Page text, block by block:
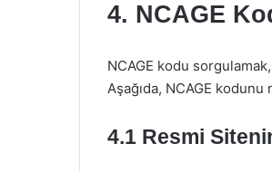
4. NCAGE
NCAGE kodu
Aşağıda, NCAGE kodunu
4.1 Resmi